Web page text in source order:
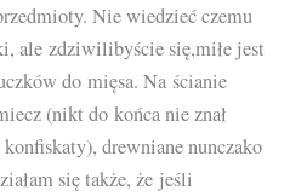
Nie wiedzieć czemu
ale zdziwilibyście się,miłe jest
do mięsa. Na ścianie
(nikt do końca nie znał
drewniane nunczako
się także, że jeśli